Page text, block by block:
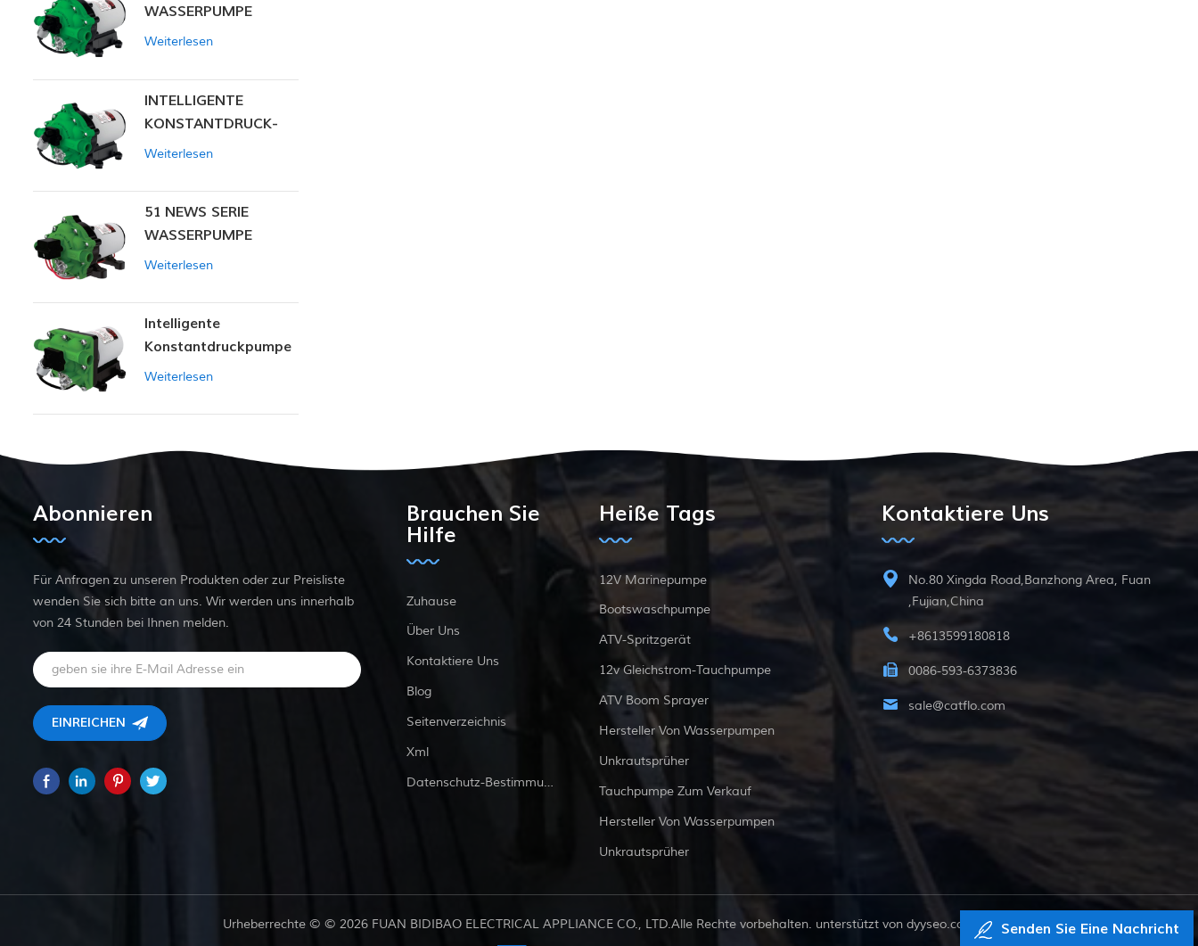
WASSERPUMPE
Weiterlesen
INTELLIGENTE
KONSTANTDRUCK-
MEMBRANPUMPE
Weiterlesen
51 NEWS SERIE
WASSERPUMPE
Weiterlesen
Intelligente
Konstantdruckpumpe
der Serie ZN-42
Weiterlesen
Abonnieren
Für Anfragen zu unseren Produkten oder zur Preisliste
wenden Sie sich bitte an uns. Wir werden uns innerhalb
von 24 Stunden bei Ihnen melden.
Brauchen Sie
Hilfe
Zuhause
Über Uns
Kontaktiere Uns
Blog
Seitenverzeichnis
Xml
Datenschutz-Bestimmungen
Heiße Tags
12V Marinepumpe
Bootswaschpumpe
ATV-Spritzgerät
12v Gleichstrom-Tauchpumpe
ATV Boom Sprayer
Hersteller Von Wasserpumpen
Unkrautsprüher
Tauchpumpe Zum Verkauf
Hersteller Von Wasserpumpen
Unkrautsprüher
Kontaktiere Uns
No.80 Xingda Road,Banzhong Area, Fuan
,Fujian,China
+8613599180818
0086-593-6373836
sale@catflo.com
Urheberrechte © © 2026 FUAN BIDIBAO ELECTRICAL APPLIANCE CO., LTD.Alle Rechte vorbehalten. unterstützt von dyyseo.com
Senden Sie Eine Nachricht